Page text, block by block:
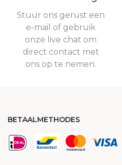
Stuur ons gerust een
e-mail of gebruik
onze live chat om
direct contact met
ons op te nemen.
BETAALMETHODES